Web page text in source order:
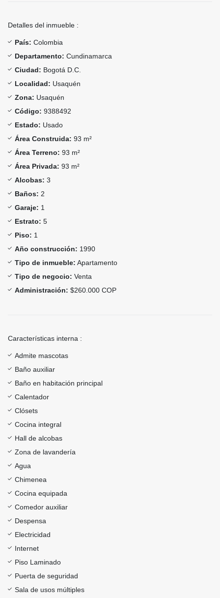
Detalles del inmueble :
País: Colombia
Departamento: Cundinamarca
Ciudad: Bogotá D.C.
Localidad: Usaquén
Zona: Usaquén
Código: 9388492
Estado: Usado
Área Construida: 93 m²
Área Terreno: 93 m²
Área Privada: 93 m²
Alcobas: 3
Baños: 2
Garaje: 1
Estrato: 5
Piso: 1
Año construcción: 1990
Tipo de inmueble: Apartamento
Tipo de negocio: Venta
Administración: $260.000 COP
Características interna :
Admite mascotas
Baño auxiliar
Baño en habitación principal
Calentador
Clósets
Cocina integral
Hall de alcobas
Zona de lavandería
Agua
Chimenea
Cocina equipada
Comedor auxiliar
Despensa
Electricidad
Internet
Piso Laminado
Puerta de seguridad
Sala de usos múltiples